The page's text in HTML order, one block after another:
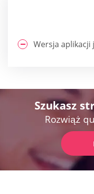
Wersja aplikacji
Szukasz
Rozwiąż